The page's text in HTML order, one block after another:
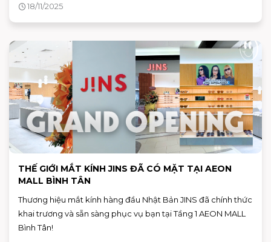
18/11/2025
THẾ GIỚI MẮT KÍNH JINS ĐÃ CÓ MẶT TẠI AEON
MALL BÌNH TÂN
Thương hiệu mắt kính hàng đầu Nhật Bản JINS đã chính thức
khai trương và sẵn sàng phục vụ bạn tại Tầng 1 AEON MALL
Bình Tân!